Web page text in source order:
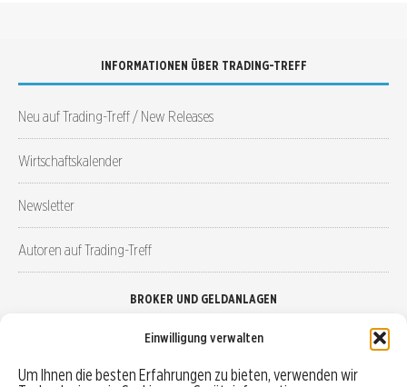
Einwilligung verwalten
Um Ihnen die besten Erfahrungen zu bieten, verwenden wir
INFORMATIONEN ÜBER TRADING-TREFF
Neu auf Trading-Treff / New Releases
Wirtschaftskalender
Newsletter
Autoren auf Trading-Treff
BROKER UND GELDANLAGEN